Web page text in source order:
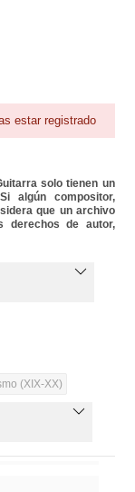
estar registrado
solo tienen un
algún compositor,
que un archivo
derechos de autor,
(XIX-XX)